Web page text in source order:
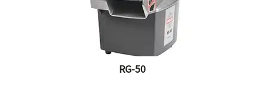
RG-50